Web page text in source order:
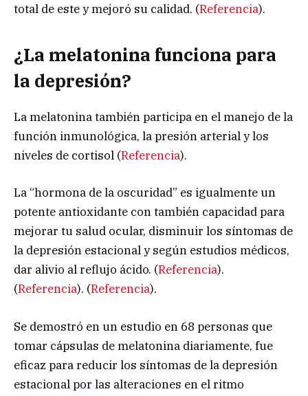
total de este y mejoró su calidad. (Referencia).
¿La melatonina funciona para
la depresión?
La melatonina también participa en el manejo de la
función inmunológica, la presión arterial y los
niveles de cortisol (Referencia).
La “hormona de la oscuridad” es igualmente un
potente antioxidante con también capacidad para
mejorar tu salud ocular, disminuir los síntomas de
la depresión estacional y según estudios médicos,
dar alivio al reflujo ácido. (Referencia).
(Referencia). (Referencia).
Se demostró en un estudio en 68 personas que
tomar cápsulas de melatonina diariamente, fue
eficaz para reducir los síntomas de la depresión
estacional por las alteraciones en el ritmo